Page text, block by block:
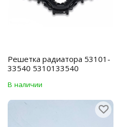
Решетка радиатора 53101-
33540 5310133540
В наличии